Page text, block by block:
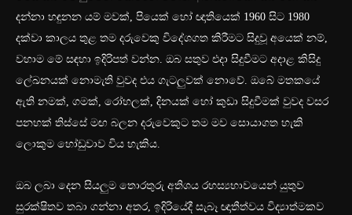
දන්නා හඳුනන යම් මවක්, පියෙක් හෝ ඥාතියෙක් 1960 සිට 1980
දක්වා කාලය තුළ තම දරුවෙකු විදේශගත කිරීමට සිදුවූ අයෙක් නම්,
වහාම මේ සඳහා ඉදිරිපත් වන්න. ඔබ සතුව එදා සිදුවීමට අදාළ කිසිදු
ලේඛනයක් නොමැති වුවද එය ගැටලුවක් නොවේ. ඔබේ මතකයේ
ඇති නමක්, ගමක්, රෝහලක්, දිනයක් හෝ කුඩා සිදුවීමක් වුවද වසර
පනහක් තිස්සේ මඟ බලන දරුවෙකුට තම මව සොයාගත හැකි
ලොකුම හෝඩුවාව විය හැකිය.
ඔබ ලබා දෙන සියලුම තොරතුරු අතිශය රහස්‍යභාවයෙන් යුතුව
සුරක්ෂිතව තබා ගන්නා අතර, ඉදිරියේදී සැබෑ ඥාතීත්වය විද්‍යාත්මකව